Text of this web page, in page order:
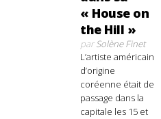
« House on
the Hill »
parSolène Finet
L’artiste américain
d’origine
coréenne était de
passage dans la
capitale les 15 et